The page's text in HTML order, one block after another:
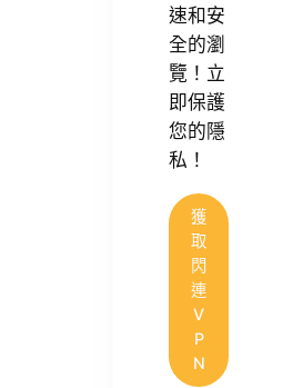
速和安
全的瀏
覽！立
即保護
您的隱
私！
獲
取
閃
連
V
P
N